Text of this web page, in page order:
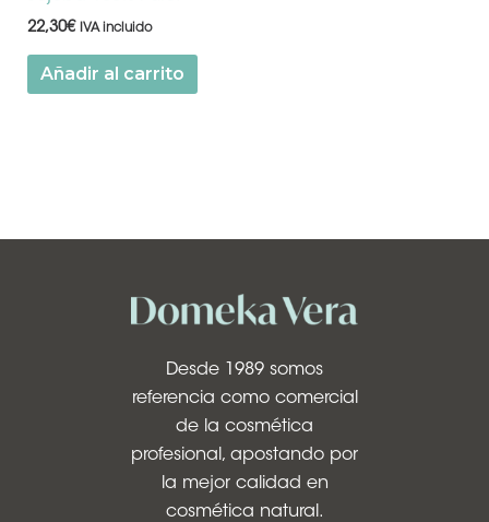
22,30€ IVA incluido
Añadir al carrito
Desde 1989 somos
referencia como comercial
de la cosmética
profesional, apostando por
la mejor calidad en
cosmética natural.